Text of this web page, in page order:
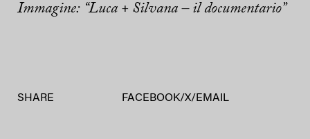
Immagine: “Luca + Silvana – il documentario”
SHARE FACEBOOK/X/ EMAIL